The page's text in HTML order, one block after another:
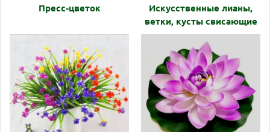
Пресс-цветок
Искусственные лианы,
ветки, кусты свисающие